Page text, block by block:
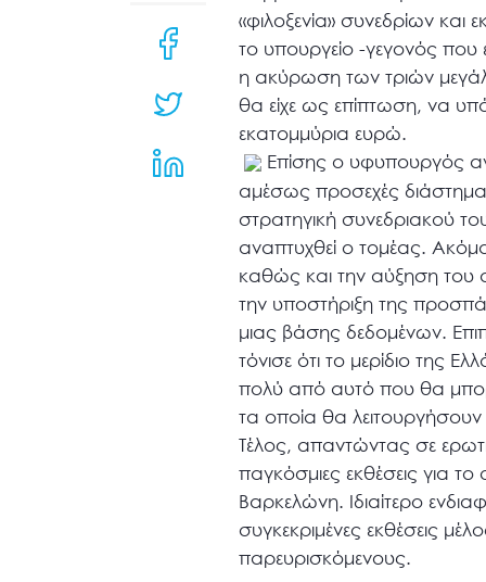
«φιλοξενία» συνεδρίων
το υπουργείο -γεγονός που
η ακύρωση των τριών
θα είχε ως επίπτωση, να
εκατομμύρια ευρώ.
Επίσης ο υφυπουργός
αμέσως προσεχές διάστημα
στρατηγική συνεδριακού
αναπτυχθεί ο τομέας.
καθώς και την αύξηση του
την υποστήριξη της
μιας βάσης δεδομένων.
τόνισε ότι το μερίδιο της
πολύ από αυτό που θα
τα οποία θα λειτουργήσουν
Τέλος, απαντώντας σε
παγκόσμιες εκθέσεις για
Βαρκελώνη. Ιδιαίτερο
συγκεκριμένες εκθέσεις
παρευρισκόμενους.